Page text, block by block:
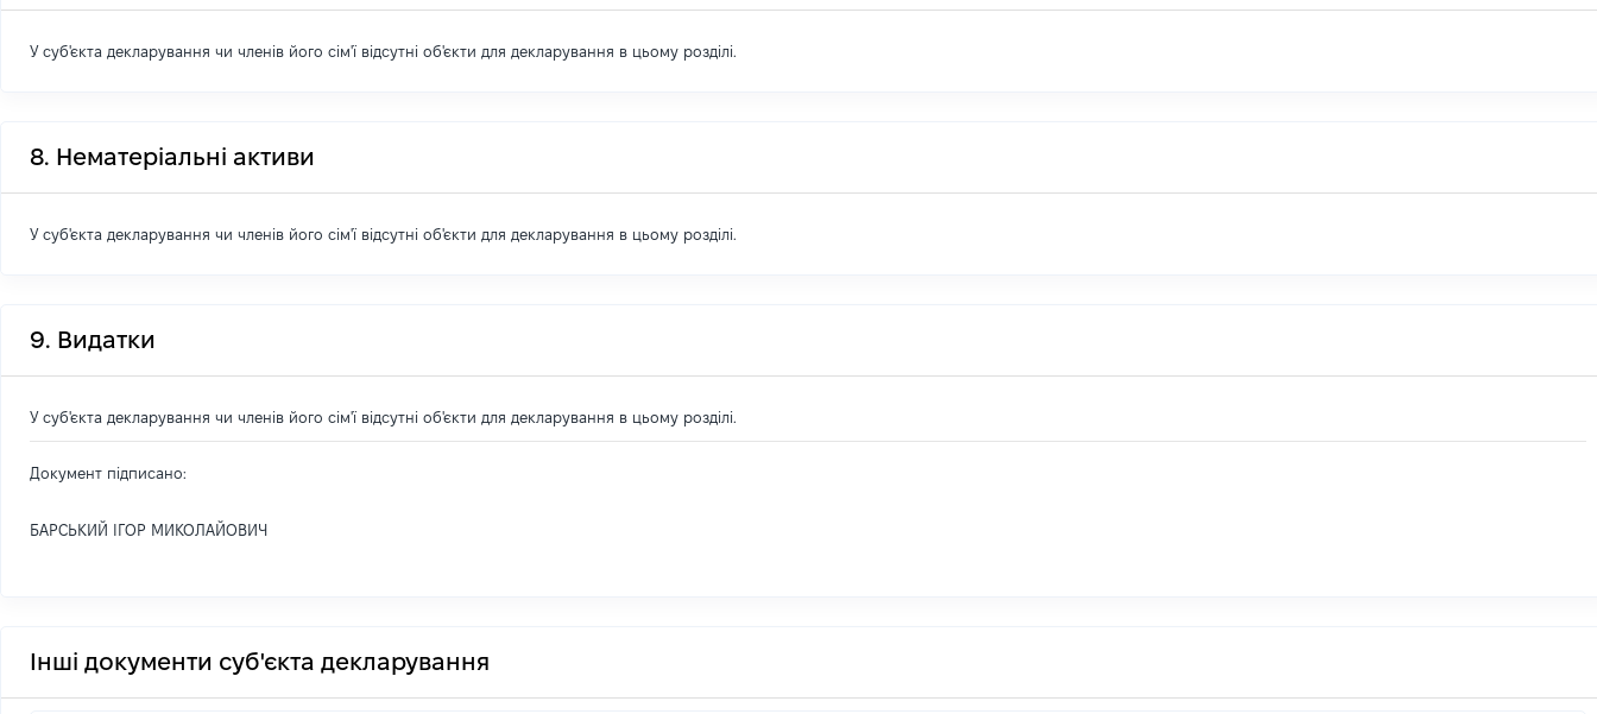
У суб'єкта декларування чи членів його сім'ї відсутні об'єкти для декларування в цьому розділі.
8. Нематеріальні активи
У суб'єкта декларування чи членів його сім'ї відсутні об'єкти для декларування в цьому розділі.
9. Видатки
У суб'єкта декларування чи членів його сім'ї відсутні об'єкти для декларування в цьому розділі.
Документ підписано:
БАРСЬКИЙ ІГОР МИКОЛАЙОВИЧ
Інші документи суб'єкта декларування